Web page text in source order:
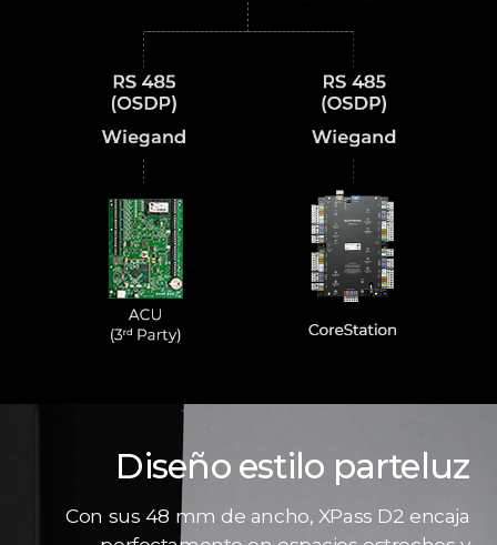
Diseño estilo parteluz
Con sus 48 mm de ancho, XPass D2 encaja